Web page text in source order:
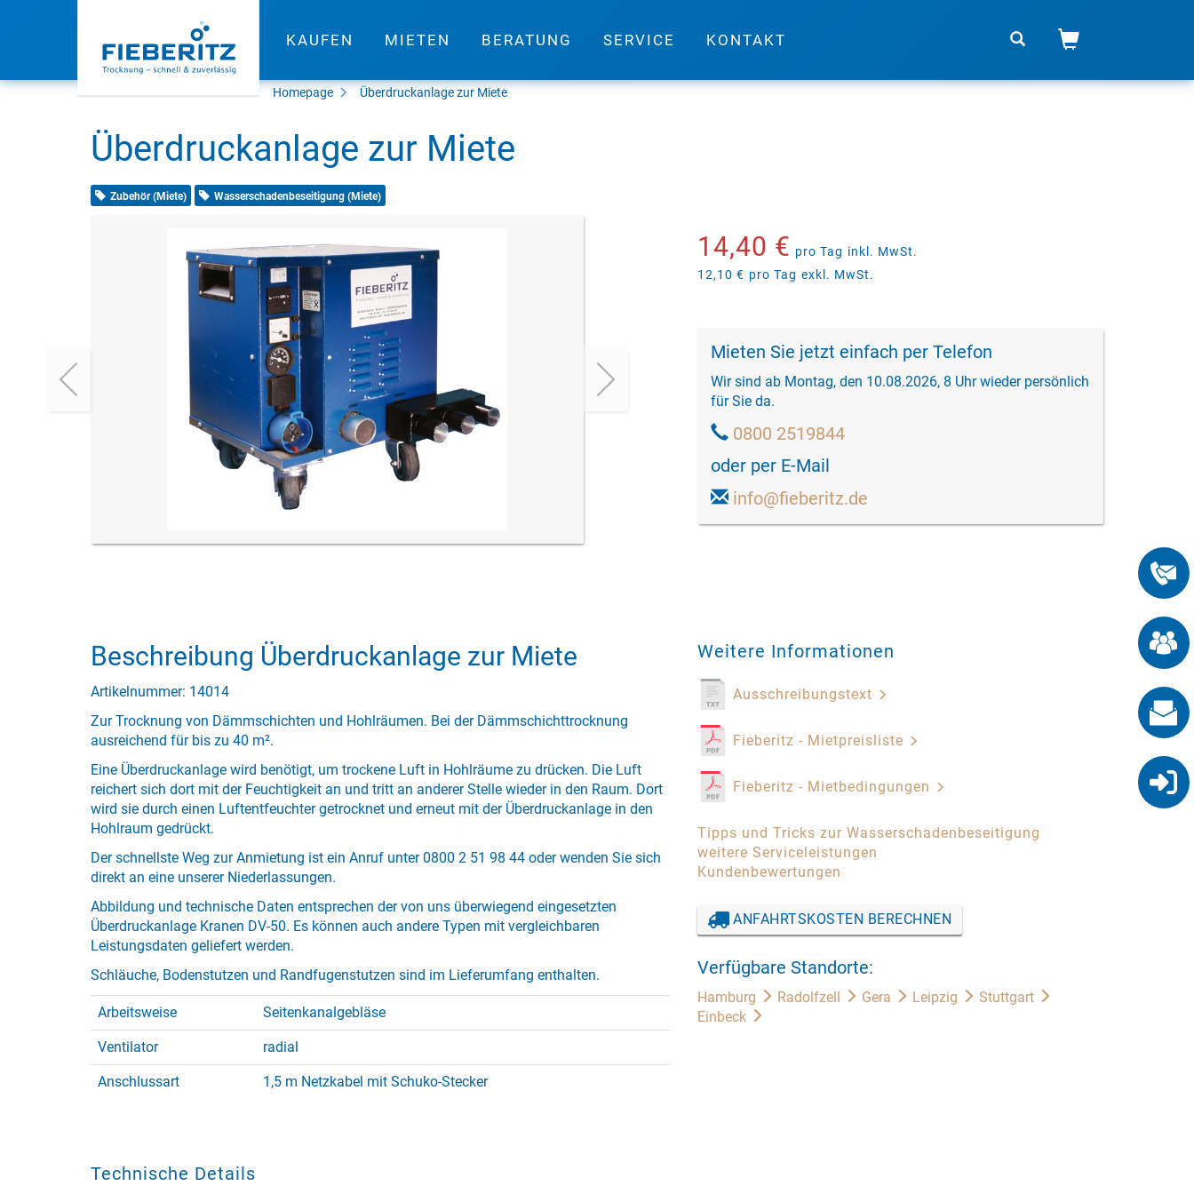
KAUFEN MIETEN BERATUNG SERVICE KONTAKT
Homepage Überdruckanlage zur Miete
Überdruckanlage zur Miete
Zubehör (Miete) Wasserschadenbeseitigung (Miete)
14,40 € pro Tag inkl. MwSt.
12,10 € pro Tag exkl. MwSt.
Mieten Sie jetzt einfach per Telefon
Wir sind ab Montag, den 10.08.2026, 8 Uhr wieder persönlich
für Sie da.
0800 2519844
oder per E-Mail
info@fieberitz.de
Beschreibung Überdruckanlage zur Miete
Artikelnummer: 14014
Zur Trocknung von Dämmschichten und Hohlräumen. Bei der Dämmschichttrocknung
ausreichend für bis zu 40 m².
Eine Überdruckanlage wird benötigt, um trockene Luft in Hohlräume zu drücken. Die Luft
reichert sich dort mit der Feuchtigkeit an und tritt an anderer Stelle wieder in den Raum. Dort
wird sie durch einen Luftentfeuchter getrocknet und erneut mit der Überdruckanlage in den
Hohlraum gedrückt.
Der schnellste Weg zur Anmietung ist ein Anruf unter 0800 2 51 98 44 oder wenden Sie sich
direkt an eine unserer Niederlassungen.
Abbildung und technische Daten entsprechen der von uns überwiegend eingesetzten
Überdruckanlage Kranen DV-50. Es können auch andere Typen mit vergleichbaren
Leistungsdaten geliefert werden.
Schläuche, Bodenstutzen und Randfugenstutzen sind im Lieferumfang enthalten.
Arbeitsweise Seitenkanalgebläse
Ventilator radial
Anschlussart 1,5 m Netzkabel mit Schuko-Stecker
Technische Details
Weitere Informationen
Ausschreibungstext
Fieberitz - Mietpreisliste
Fieberitz - Mietbedingungen
Tipps und Tricks zur Wasserschadenbeseitigung
weitere Serviceleistungen
Kundenbewertungen
ANFAHRTSKOSTEN BERECHNEN
Verfügbare Standorte:
Hamburg Radolfzell Gera Leipzig
Stuttgart
Einbeck